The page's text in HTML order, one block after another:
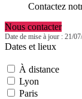
Contactez
Nous contacter
Date de mise à jour : 21/
Dates et lieux
À distance
Lyon
Paris